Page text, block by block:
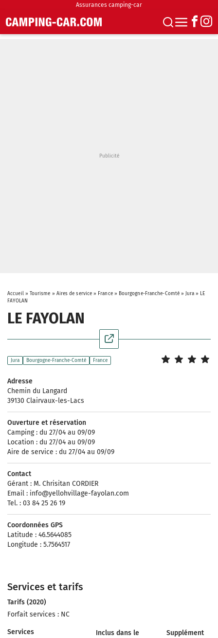
Assurances camping-car
Accueil» Tourisme » Aires de service » France» Bourgogne-Franche-Comté » Jura » LE
FAYOLAN
LE FAYOLAN
Jura Bourgogne-Franche-Comté France
Adresse
Chemin du Langard
39130 Clairvaux-les-Lacs
Ouverture et réservation
Camping : du 27/04 au 09/09
Location : du 27/04 au 09/09
Aire de service : du 27/04 au 09/09
Contact
Gérant : M. Chrisitan CORDIER
Email : info@yellohvillage-fayolan.com
Tel. : 03 84 25 26 19
Coordonnées GPS
Latitude : 46.5644085
Longitude : 5.7564517
Services et tarifs
Tarifs (2020)
Forfait services : NC
Services
Inclus dans le
Supplément